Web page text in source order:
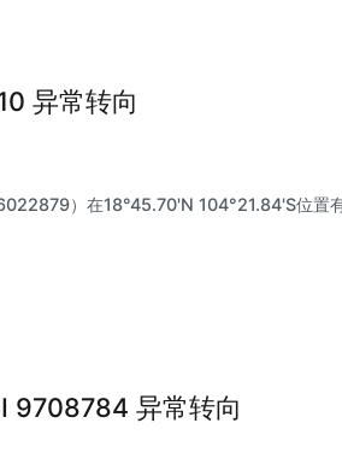
异常转向
）在18°45.70'N 104°21.84'S位置
9708784 异常转向